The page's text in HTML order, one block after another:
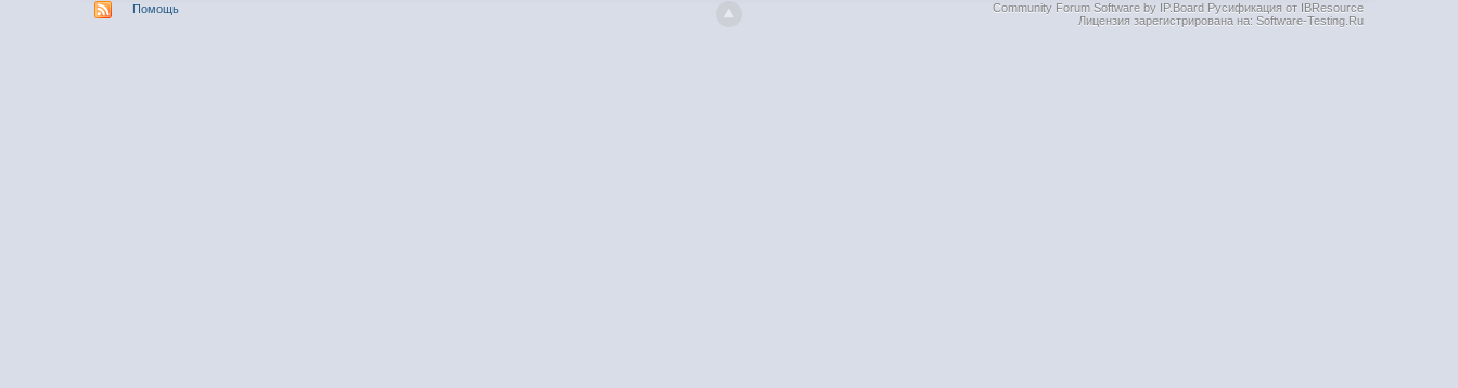
Помощь Community Forum Software by IP.BoardРусификация от IBResource
Лицензия зарегистрирована на: Software-Testing.Ru